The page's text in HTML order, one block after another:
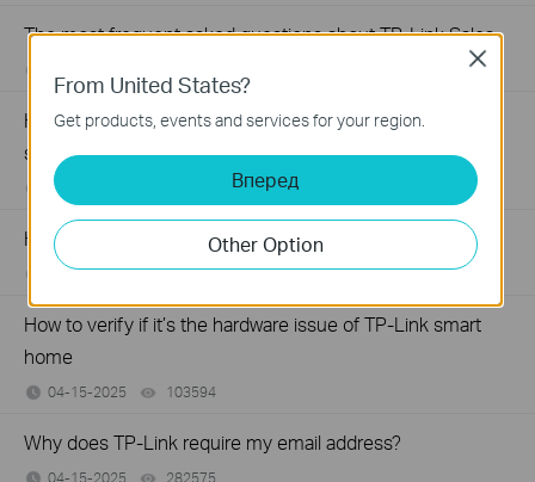
The most frequent asked questions about TP-Link Sales
How to unbind the account (TP-Link ID) with Tapo&Kasa
smart devices in the Tapo app
07-08-2025 views
How to unlink third-party accounts from your TP-Link ID
05-12-2025 81555views
How to verify if it’s the hardware issue of TP-Link smart
home
04-15-2025 103594
Why does TP-Link require my email address?
04-15-2025 282575
From United States?
Get products, events and services for your region.
Вперед
Other Option
Close